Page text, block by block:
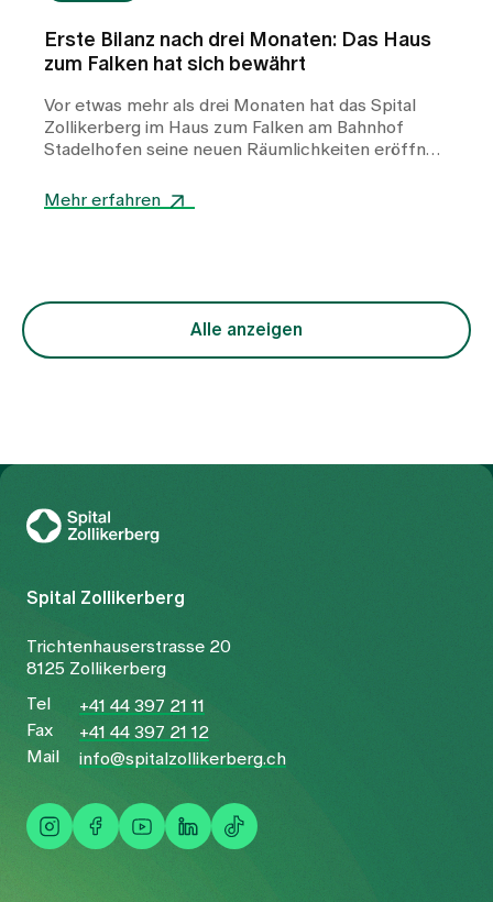
Erste Bilanz nach drei Monaten: Das Haus
zum Falken hat sich bewährt
Vor etwas mehr als drei Monaten hat das Spital
Zollikerberg im Haus zum Falken am Bahnhof
Stadelhofen seine neuen Räumlichkeiten eröffnet.
die Plastische Chirurgie Zürich sowie das
Angebote räumlich zusammenzuführen, die
interdisziplinäre Zusammenarbeit weiter zu
Mehr erfahren
Alle anzeigen
Spital Zollikerberg
Trichtenhauserstrasse 20
8125 Zollikerberg
Tel
+41 44 397 21 11
Fax
+41 44 397 21 12
Mail
info@spitalzollikerberg.ch